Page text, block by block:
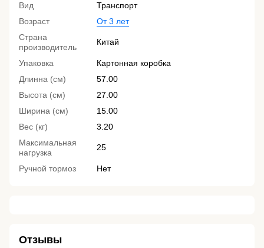
Вид
Транспорт
Возраст
От 3 лет
Страна
производитель
Китай
Упаковка
Картонная коробка
Длинна (см)
57.00
Высота (см)
27.00
Ширина (см)
15.00
Вес (кг)
3.20
Максимальная
нагрузка
25
Ручной тормоз Нет
Отзывы